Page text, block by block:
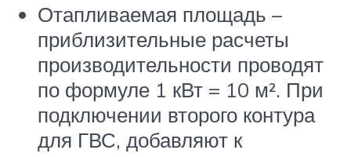
Отапливаемая площадь –
приблизительные расчеты
производительности проводят
по формуле 1 кВт = 10 м². При
подключении второго контура
для ГВС, добавляют к